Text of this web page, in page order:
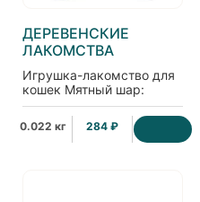
ДЕРЕВЕНСКИЕ
ЛАКОМСТВА
Игрушка-лакомство для
кошек Мятный шар:
лимонник + мелисса
0.022 кг 284 ₽